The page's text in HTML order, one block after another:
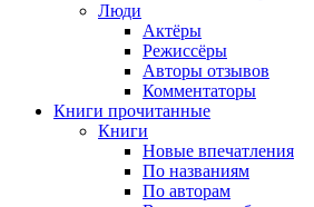
Люди
Актёры
Режиссёры
Авторы отзывов
Комментаторы
Книги прочитанные
Книги
Новые впечатления
По названиям
По авторам